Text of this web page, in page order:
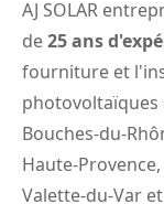
AJ SOLAR
de25 ans
fourniture et
photovoltaïques
Bouches-du-
Haute-
Valette-du-Var